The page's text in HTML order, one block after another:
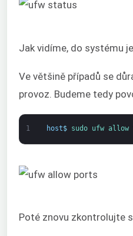
Jak vidíme, do systému
Ve většině případů se
provoz. Budeme tedy
1 host$ sudo ufw allow
Poté znovu zkontrolujte